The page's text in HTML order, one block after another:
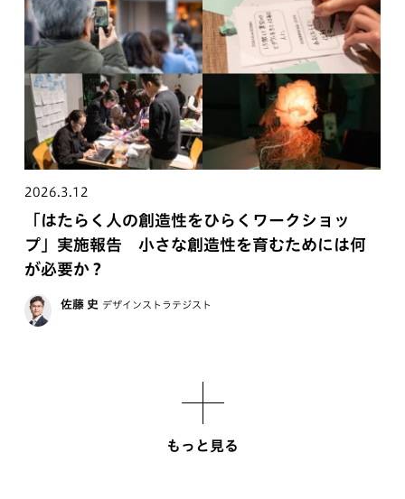
2026.3.12
「はたらく人の創造性をひらくワークショッ
プ」実施報告 小さな創造性を育むためには何
が必要か？
佐藤 史 デザインストラテジスト
もっと見る